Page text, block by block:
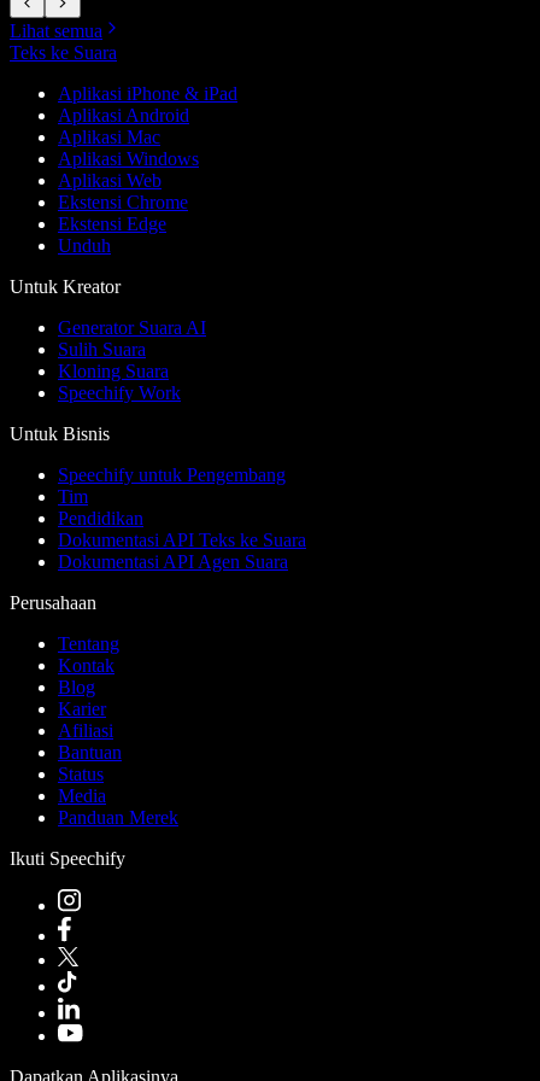
Lihat semua
Teks ke Suara
Aplikasi iPhone & iPad
Aplikasi Android
Aplikasi Mac
Aplikasi Windows
Aplikasi Web
Ekstensi Chrome
Ekstensi Edge
Unduh
Untuk Kreator
Generator Suara AI
Sulih Suara
Kloning Suara
Speechify Work
Untuk Bisnis
Speechify untuk Pengembang
Tim
Pendidikan
Dokumentasi API Teks ke Suara
Dokumentasi API Agen Suara
Perusahaan
Tentang
Kontak
Blog
Karier
Afiliasi
Bantuan
Status
Media
Panduan Merek
Ikuti Speechify
Dapatkan Aplikasinya